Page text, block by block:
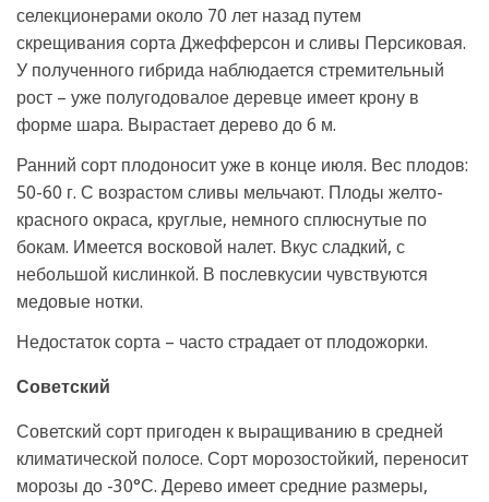
селекционерами около 70 лет назад путем
скрещивания сорта Джефферсон и сливы Персиковая.
У полученного гибрида наблюдается стремительный
рост – уже полугодовалое деревце имеет крону в
форме шара. Вырастает дерево до 6 м.
Ранний сорт плодоносит уже в конце июля. Вес плодов:
50-60 г. С возрастом сливы мельчают. Плоды желто-
красного окраса, круглые, немного сплюснутые по
бокам. Имеется восковой налет. Вкус сладкий, с
небольшой кислинкой. В послевкусии чувствуются
медовые нотки.
Недостаток сорта – часто страдает от плодожорки.
Советский
Советский сорт пригоден к выращиванию в средней
климатической полосе. Сорт морозостойкий, переносит
морозы до -30°С. Дерево имеет средние размеры,